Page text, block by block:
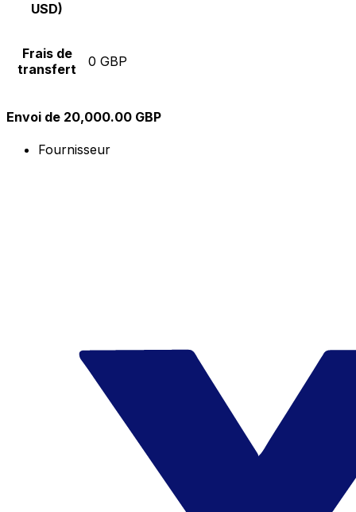
USD)
Frais de
transfert
0 GBP
Envoi de 20,000.00 GBP
Fournisseur